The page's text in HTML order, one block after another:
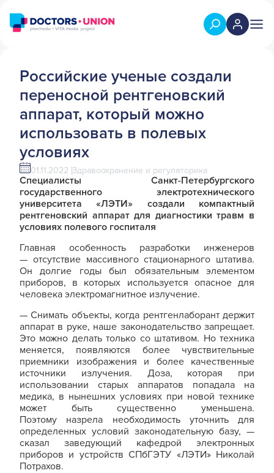
Российские ученые создали
переносной рентгеновский
аппарат, который можно
использовать в полевых
условиях
01.11.2022 Здравоохранение и регуляторика
Специалисты Санкт-Петербургского
государственного электротехнического
университета «ЛЭТИ» создали компактный
рентгеновский аппарат для диагностики травм в
условиях полевого госпиталя
Главная особенность разработки инженеров
— отсутствие массивного стационарного штатива.
Он долгие годы был обязательным элементом
приборов, в которых используется опасное для
человека электромагнитное излучение.
— Снимать объекты, когда рентгенлаборант держит
аппарат в руке, наше законодательство запрещает.
Это можно делать только со штативом. Но техника
меняется, появляются более чувствительные
приемники изображения и более качественные
источники излучения. Доза, которая при
использовании старых аппаратов попадала на
медика, в нынешних условиях при новой технике
может быть существенно уменьшена.
Поэтому назрела необходимость уточнить для
определенных условий законодательную базу, —
сказал заведующий кафедрой электронных
приборов и устройств СПбГЭТУ «ЛЭТИ» Николай
Потрахов.